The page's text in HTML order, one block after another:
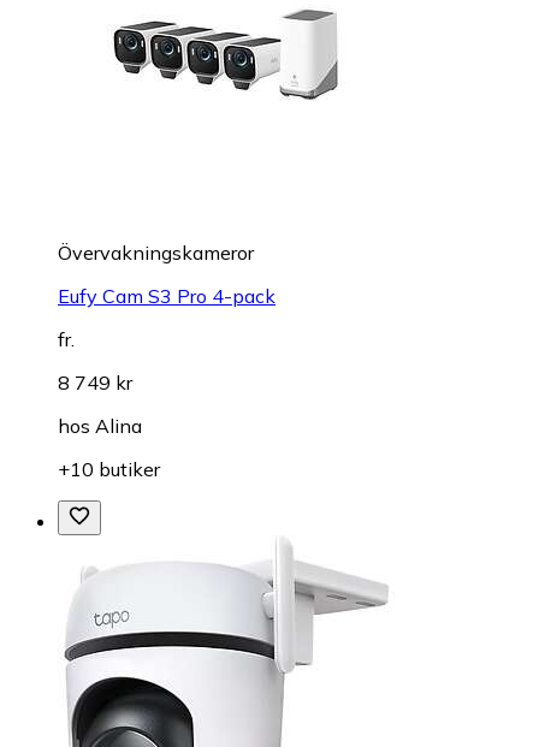
Övervakningskameror
Eufy Cam S3 Pro 4-pack
fr.
8 749 kr
hos Alina
+10 butiker